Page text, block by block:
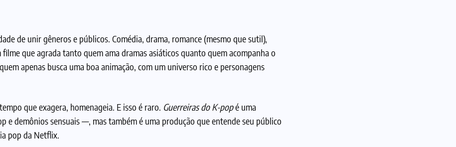
de unir gêneros e públicos. Comédia, drama, romance (mesmo que sutil),
que agrada tanto quem ama dramas asiáticos quanto quem acompanha o
apenas busca uma boa animação, com um universo rico e personagens
que exagera, homenageia. E isso é raro. Guerreiras do K-popé uma
demônios sensuais —, mas também é uma produção que entende seu público
pop da Netflix.